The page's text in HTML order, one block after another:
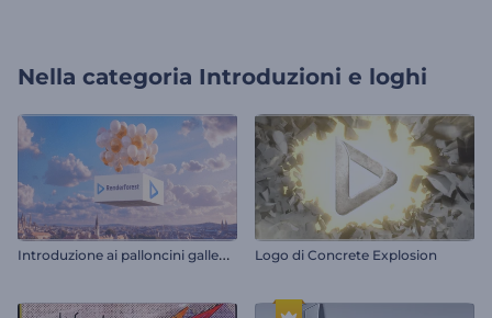
Nella categoria Introduzioni e loghi
I
ntroduzione ai palloncini galleggianti Logo di Concrete Explosion